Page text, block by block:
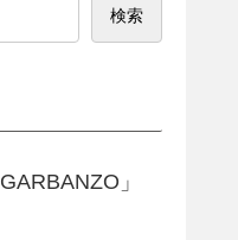
検索
」